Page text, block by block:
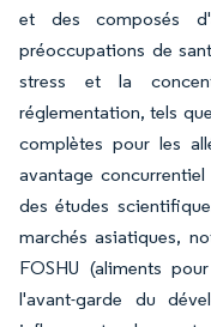
et des composés
préoccupations de
stress et la
réglementation, tels
complètes pour les
avantage
des études
marchés asiatiques,
FOSHU (aliments
l'avant-garde du